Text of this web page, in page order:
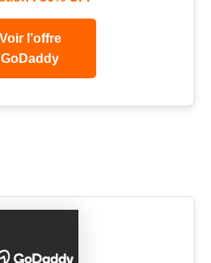
Voir l’offre
GoDaddy